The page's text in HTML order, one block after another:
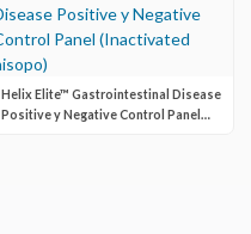
Helix Elite™ Gastrointestinal Disease
Positive y Negative Control Panel